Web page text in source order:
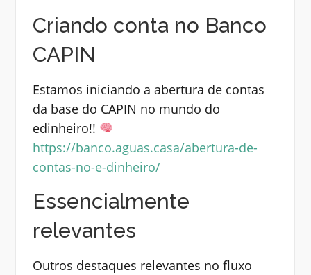
Criando conta no Banco
CAPIN
Estamos iniciando a abertura de contas
da base do CAPIN no mundo do
edinheiro!!
https://banco.aguas.casa/abertura-de-
contas-no-e-dinheiro/
Essencialmente
relevantes
Outros destaques relevantes no fluxo